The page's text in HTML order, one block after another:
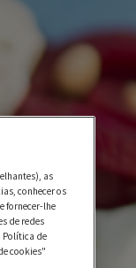
as
conhecer os
fornecer-lhe
de redes
Política de
cookies"